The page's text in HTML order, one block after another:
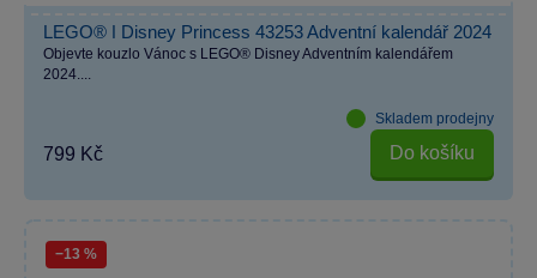
LEGO® ǀ Disney Princess 43253 Adventní kalendář 2024
Objevte kouzlo Vánoc s LEGO® Disney Adventním kalendářem
2024....
Skladem prodejny
799 Kč Do košíku
−13 %